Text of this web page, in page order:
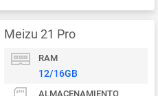
Meizu 21 Pro
RAM
12/16GB
ALMACENAMIENTO